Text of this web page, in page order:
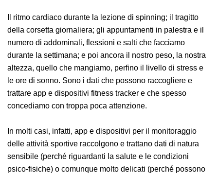
Il ritmo cardiaco durante la lezione di spinning; il
tragitto della corsetta giornaliera; gli appuntamenti in
palestra e il numero di addominali, flessioni e salti che
facciamo durante la settimana; e poi ancora il nostro
peso, la nostra altezza, quello che mangiamo, perfino il
livello di stress e le ore di sonno. Sono i dati che
possono raccogliere e trattare app e dispositivi fitness
attenzione.
In molti casi, infatti, app e dispositivi per il
monitoraggio delle attività sportive raccolgono e